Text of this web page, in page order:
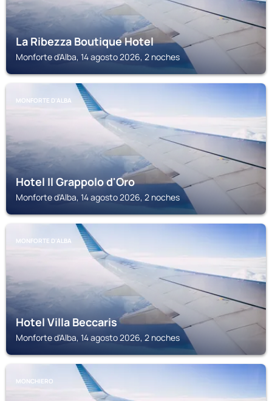
La Ribezza Boutique Hotel
Monforte d'Alba, 14 agosto 2026, 2 noches
MONFORTE D'ALBA
Hotel Il Grappolo d'Oro
Monforte d'Alba, 14 agosto 2026, 2 noches
MONFORTE D'ALBA
Hotel Villa Beccaris
Monforte d'Alba, 14 agosto 2026, 2 noches
MONCHIERO